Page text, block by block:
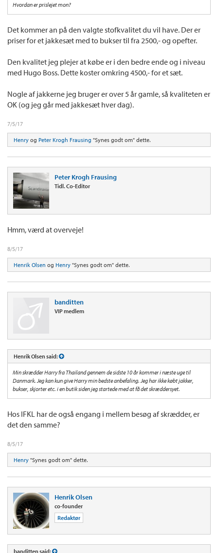
Hvordan er prislejet mon?
Det kommer an på den valgte stofkvalitet du vil have. Der er
priser for et jakkesæt med to bukser til fra 2500,- og opefter.
Den kvalitet jeg plejer at købe er i den bedre ende og i niveau
med Hugo Boss. Dette koster omkring 4500,- for et sæt.
Nogle af jakkerne jeg bruger er over 5 år gamle, så kvaliteten er
OK (og jeg går med jakkesæt hver dag).
7/5/17
Henry og Peter Krogh Frausing "Synes godt om" dette.
Peter Krogh Frausing
Tidl. Co-Editor
Hmm, værd at overveje!
8/5/17
Henrik Olsen og Henry "Synes godt om" dette.
banditten
VIP medlem
Henrik Olsen said:
Min skrædder Harry fra Thailand gennem de sidste 10 år kommer i næste uge til
Danmark. Jeg kan kun give Harry min bedste anbefaling. Jeg har ikke købt jakker,
bukser, skjorter etc. i en butik siden jeg startede med at få det skræddersyet.
Hos IFKL har de også engang i mellem besøg af skrædder, er
det den samme?
8/5/17
Henry "Synes godt om" dette.
Henrik Olsen
co-founder
Redaktør
banditten said: